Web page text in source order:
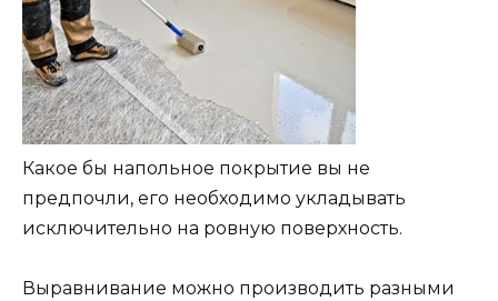
Какое бы напольное покрытие вы не
предпочли, его необходимо укладывать
исключительно на ровную поверхность.
Выравнивание можно производить разными